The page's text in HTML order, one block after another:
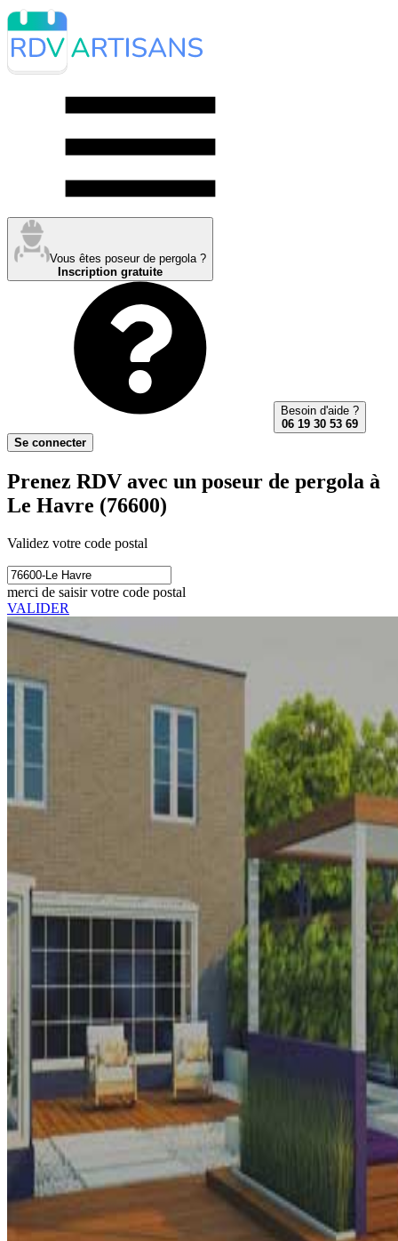
Vous êtes poseur de pergola ?
Inscription gratuite
Besoin d'aide ?
06 19 30 53 69
Se connecter
Prenez RDV avec un poseur de pergola à
Le Havre (76600)
Validez votre code postal
merci de saisir votre code postal
VALIDER